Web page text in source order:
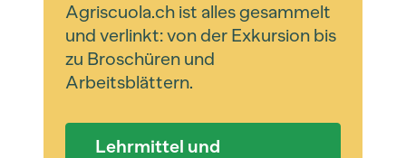
Agriscuola.ch ist alles gesammelt
und verlinkt: von der Exkursion bis
zu Broschüren und
Arbeitsblättern.
Lehrmittel und